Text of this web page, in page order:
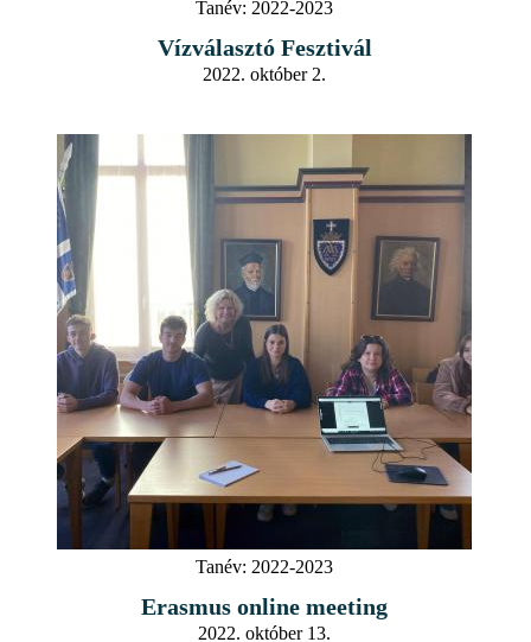
Tanév: 2022-2023
Vízválasztó Fesztivál
2022. október 2.
Tanév: 2022-2023
Erasmus online meeting
2022. október 13.